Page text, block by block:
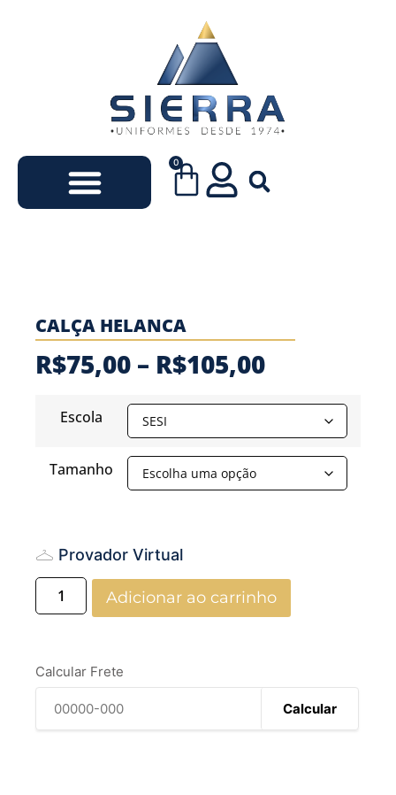
0
CALÇA HELANCA
R$75,00 – R$105,00
Escola
Tamanho
Provador Virtual
Adicionar ao carrinho
Calcular Frete
Calcular